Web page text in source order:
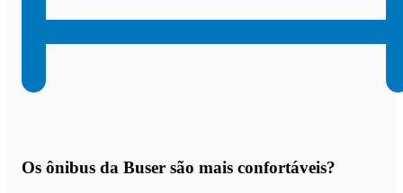
Os ônibus da Buser são mais confortáveis?